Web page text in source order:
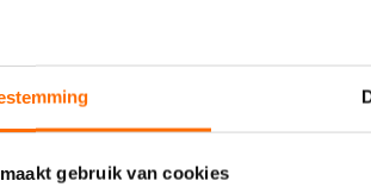
gebruik van cookies
van creatievelingen, net zoals in
inmiddels een levendige community
scene’, zegt Lammerts. ‘We geloven er
communicatie houden we vast aan onze